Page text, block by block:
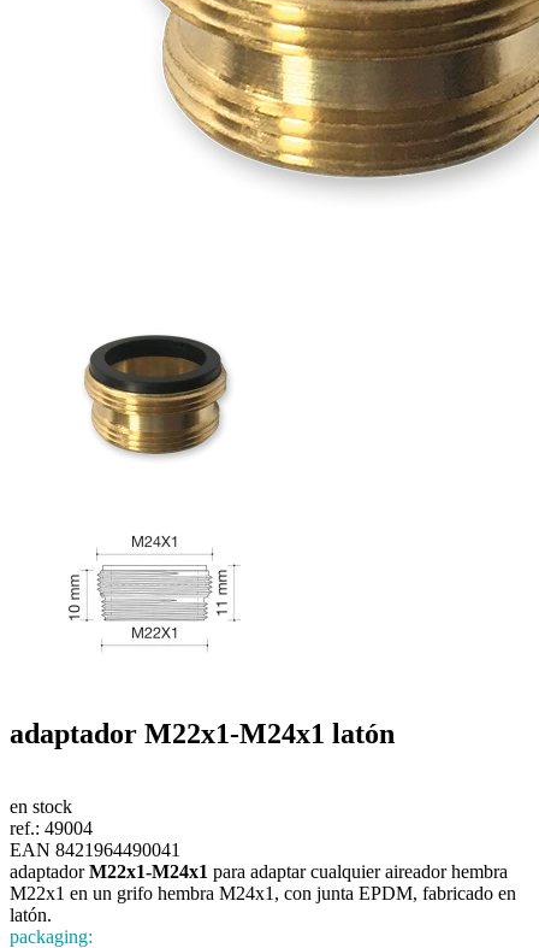
adaptador M22x1-M24x1 latón
en stock
ref.: 49004
EAN 8421964490041
adaptadorM22x1-M24x1 para adaptar cualquier aireador hembra
M22x1 en un grifo hembra M24x1, con junta EPDM, fabricado en
latón.
packaging: